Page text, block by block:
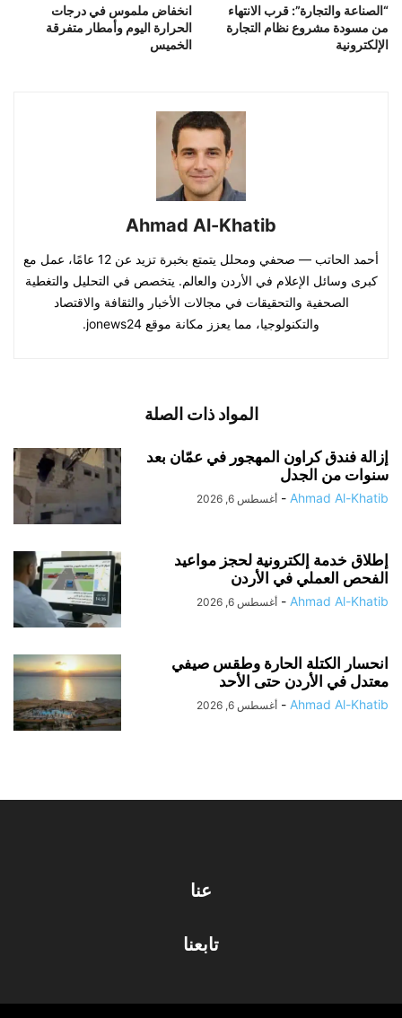
انخفاض ملموس في درجات
الحرارة اليوم وأمطار متفرقة
الخميس
“الصناعة والتجارة”: قرب الانتهاء
من مسودة مشروع نظام التجارة
الإلكترونية
Ahmad Al-Khatib
أحمد الحاتب — صحفي ومحلل يتمتع بخبرة تزيد عن 12 عامًا، عمل مع
كبرى وسائل الإعلام في الأردن والعالم. يتخصص في التحليل والتغطية
الصحفية والتحقيقات في مجالات الأخبار والثقافة والاقتصاد
والتكنولوجيا، مما يعزز مكانة موقع jonews24.
المواد ذات الصلة
إزالة فندق كراون المهجور في عمّان بعد
سنوات من الجدل
Ahmad Al-Khatib
- أغسطس 6, 2026
إطلاق خدمة إلكترونية لحجز مواعيد
الفحص العملي في الأردن
Ahmad Al-Khatib
- أغسطس 6, 2026
انحسار الكتلة الحارة وطقس صيفي
معتدل في الأردن حتى الأحد
Ahmad Al-Khatib
- أغسطس 6, 2026
عنا
تابعنا